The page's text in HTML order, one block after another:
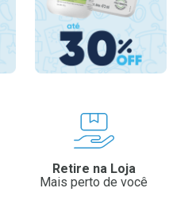
Retire na Loja
Mais perto de você